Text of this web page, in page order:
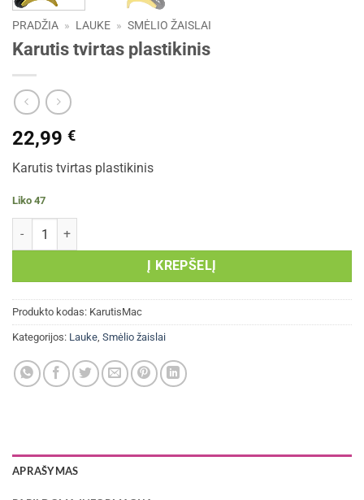
PRADŽIA » LAUKE » SMĖLIO ŽAISLAI
Karutis tvirtas plastikinis
22,99 €
Karutis tvirtas plastikinis
Liko 47
produkto kiekis: Karutis tvirtas plastikinis
Į KREPŠELĮ
Produkto kodas: KarutisMac
Kategorijos: Lauke, Smėlio žaislai
APRAŠYMAS